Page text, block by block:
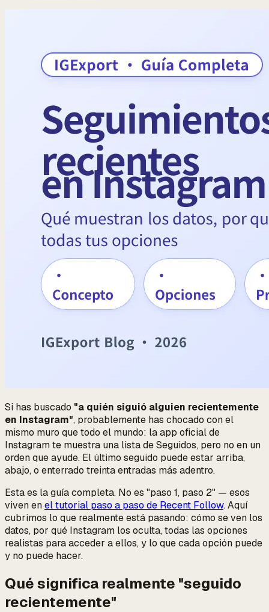
Si has buscado "a quién siguió alguien recientemente
en Instagram", probablemente has chocado con el
mismo muro que todo el mundo: la app oficial de
Instagram te muestra una lista de Seguidos, pero no en un
orden que ayude. El último seguido puede estar arriba,
abajo, o enterrado treinta entradas más adentro.
Esta es la guía completa. No es "paso 1, paso 2" — esos
viven enel tutorial paso a paso de Recent Follow. Aquí
cubrimos lo que realmente está pasando: cómo se ven los
datos, por qué Instagram los oculta, todas las opciones
realistas para acceder a ellos, y lo que cada opción puede
y no puede hacer.
Qué significa realmente "seguido
recientemente"